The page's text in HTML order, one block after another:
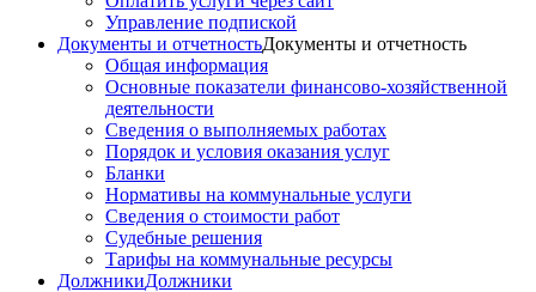
Управление подпиской
Документы и отчетностьДокументы и отчетность
Общая информация
Основные показатели финансово-хозяйственной
деятельности
Сведения о выполняемых работах
Порядок и условия оказания услуг
Бланки
Нормативы на коммунальные услуги
Сведения о стоимости работ
Судебные решения
Тарифы на коммунальные ресурсы
ДолжникиДолжники